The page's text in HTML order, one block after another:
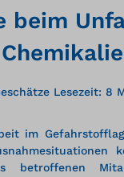
beim
Lesezeit: 8
im
betroffenen